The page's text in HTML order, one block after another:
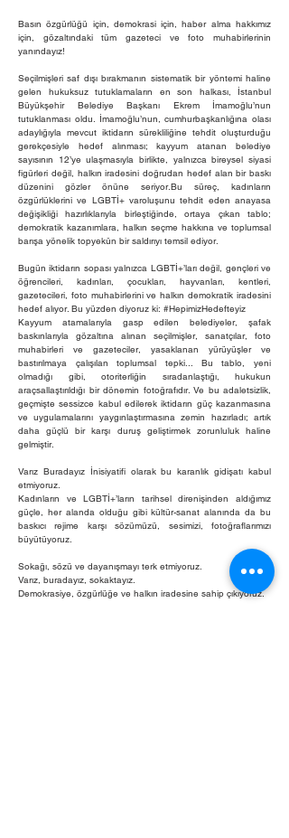
Basın özgürlüğü için, demokrasi için, haber alma hakkımız
için, gözaltındaki tüm gazeteci ve foto muhabirlerinin
yanındayız!
Seçilmişleri saf dışı bırakmanın sistematik bir yöntemi haline
gelen hukuksuz tutuklamaların en son halkası, İstanbul
Büyükşehir Belediye Başkanı Ekrem İmamoğlu’nun
tutuklanması oldu. İmamoğlu’nun, cumhurbaşkanlığına olası
adaylığıyla mevcut iktidarın sürekliliğine tehdit oluşturduğu
gerekçesiyle hedef alınması; kayyum atanan belediye
sayısının 12’ye ulaşmasıyla birlikte, yalnızca bireysel siyasi
figürleri değil, halkın iradesini doğrudan hedef alan bir baskı
düzenini gözler önüne seriyor.Bu süreç, kadınların
özgürlüklerini ve LGBTİ+ varoluşunu tehdit eden anayasa
değişikliği hazırlıklarıyla birleştiğinde, ortaya çıkan tablo;
demokratik kazanımlara, halkın seçme hakkına ve toplumsal
barışa yönelik topyekûn bir saldırıyı temsil ediyor.
Bugün iktidarın sopası yalnızca LGBTİ+’ları değil, gençleri ve
öğrencileri, kadınları, çocukları, hayvanları, kentleri,
gazetecileri, foto muhabirlerini ve halkın demokratik iradesini
hedef alıyor. Bu yüzden diyoruz ki: #HepimizHedefteyiz
Kayyum atamalarıyla gasp edilen belediyeler, şafak
baskınlarıyla gözaltına alınan seçilmişler, sanatçılar, foto
muhabirleri ve gazeteciler, yasaklanan yürüyüşler ve
bastırılmaya çalışılan toplumsal tepki... Bu tablo, yeni
olmadığı gibi, otoriterliğin sıradanlaştığı, hukukun
araçsallaştırıldığı bir dönemin fotoğrafıdır. Ve bu adaletsizlik,
geçmişte sessizce kabul edilerek iktidarın güç kazanmasına
ve uygulamalarını yaygınlaştırmasına zemin hazırladı; artık
daha güçlü bir karşı duruş geliştirmek zorunluluk haline
gelmiştir.
Varız Buradayız İnisiyatifi olarak bu karanlık gidişatı kabul
etmiyoruz.
Kadınların ve LGBTİ+’ların tarihsel direnişinden aldığımız
güçle, her alanda olduğu gibi kültür-sanat alanında da bu
baskıcı rejime karşı sözümüzü, sesimizi, fotoğraflarımızı
büyütüyoruz.
Sokağı, sözü ve dayanışmayı terk etmiyoruz.
Varız, buradayız, sokaktayız.
Demokrasiye, özgürlüğe ve halkın iradesine sahip çıkıyoruz.